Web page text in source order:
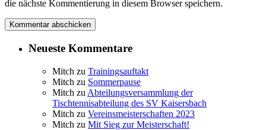
die nächste Kommentierung in diesem Browser speichern.
Neueste Kommentare
Mitch zu Trainingsauftakt
Mitch zu Sommerpause
Mitch zu Abteilungsversammlung der
Tischtennisabteilung des SV Kaisersbach
Mitch zu Vereinsmeisterschaften 2023
Mitch zu Mit Sieg zur Meisterschaft!